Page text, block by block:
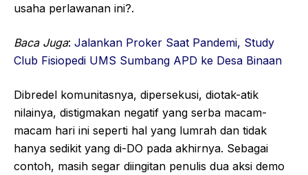
usaha perlawanan ini?.
Baca Juga: Jalankan Proker Saat Pandemi, Study
Club Fisiopedi UMS Sumbang APD ke Desa Binaan
Dibredel komunitasnya, dipersekusi, diotak-atik
nilainya, distigmakan negatif yang serba macam-
macam hari ini seperti hal yang lumrah dan tidak
hanya sedikit yang di-DO pada akhirnya. Sebagai
contoh, masih segar diingitan penulis dua aksi demo